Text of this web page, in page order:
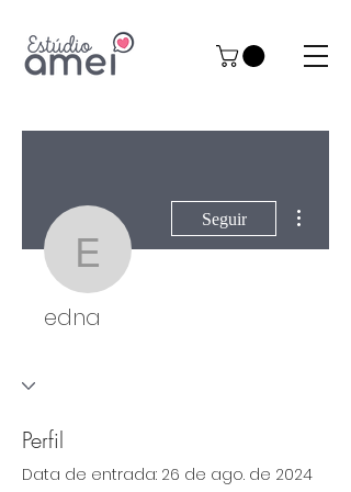
edna
Seguir
edna
Perfil
Data de entrada: 26 de ago. de 2024